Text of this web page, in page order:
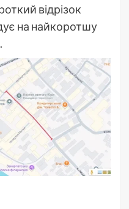
відрізок
на найкоротшу